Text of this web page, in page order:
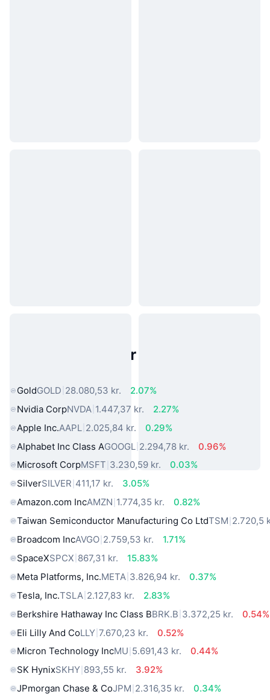
Populære aktiver fra den virkelige
GoldGOLD 28.080,53 kr.
2.07%
Nvidia CorpNVDA 1.447,37 kr.
2.27%
Apple Inc.AAPL 2.025,84 kr.
0.29%
Alphabet Inc Class AGOOGL 2.294,78 kr.
0.96%
Microsoft CorpMSFT 3.230,59 kr.
0.03%
SilverSILVER 411,17 kr.
3.05%
Amazon.com IncAMZN 1.774,35 kr.
0.82%
Taiwan Semiconductor Manufacturing Co LtdTSM 2.720,5
Broadcom IncAVGO 2.759,53 kr.
1.71%
SpaceXSPCX 867,31 kr.
15.83%
Meta Platforms, Inc.META 3.826,94 kr.
0.37%
Tesla, Inc.TSLA 2.127,83 kr.
2.83%
Berkshire Hathaway Inc Class BBRK.B 3.372,25 kr.
0.54%
Eli Lilly And CoLLY 7.670,23 kr.
0.52%
Micron Technology IncMU 5.691,43 kr.
0.44%
SK HynixSKHY 893,55 kr.
3.92%
JPmorgan Chase & CoJPM 2.316,35 kr.
0.34%